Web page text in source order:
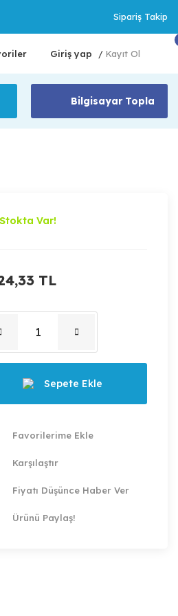
Sipariş Takip
Giriş yap / Kayıt Ol
Bilgisayar Topla
Stokta Var!
TL
Sepete Ekle
Karşılaştır
Fiyatı Düşünce Haber Ver
Ürünü Paylaş!